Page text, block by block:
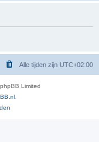
Alle tijden zijn UTC+02:00
Limited